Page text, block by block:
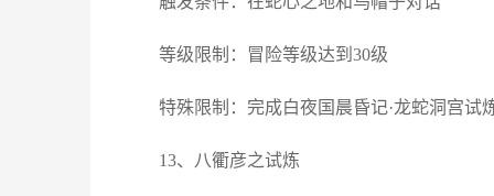
等级限制：冒险等级达到30级
特殊限制：完成白夜国晨昏记·龙蛇洞宫试
13、八衢彦之试炼